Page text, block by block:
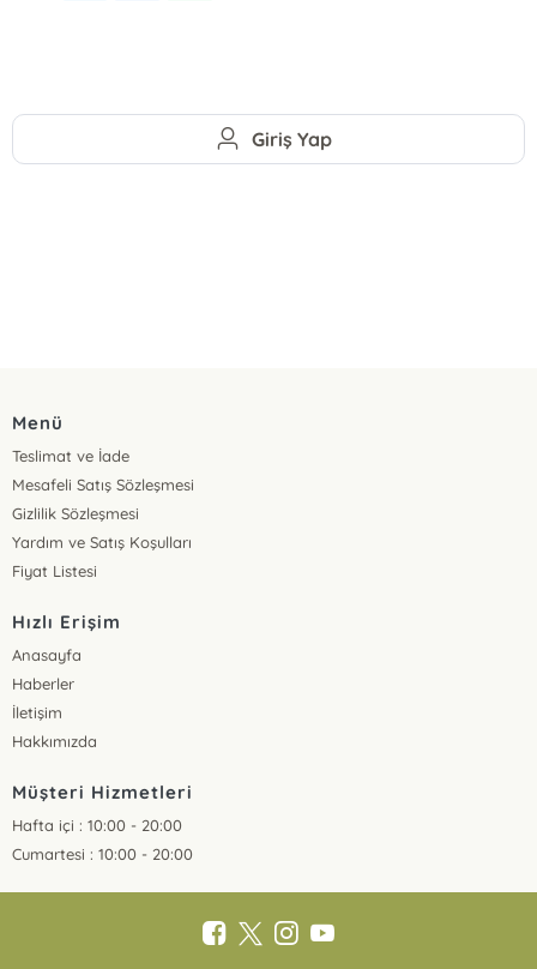
Giriş Yap
Menü
Teslimat ve İade
Mesafeli Satış Sözleşmesi
Gizlilik Sözleşmesi
Yardım ve Satış Koşulları
Fiyat Listesi
Hızlı Erişim
Anasayfa
Haberler
İletişim
Hakkımızda
Müşteri Hizmetleri
Hafta içi : 10:00 - 20:00
Cumartesi : 10:00 - 20:00